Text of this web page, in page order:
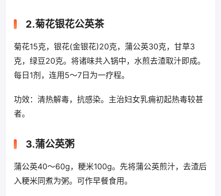
2.菊花银花公英茶
菊花15克，银花(金银花)20克，蒲公英30克，甘草3
克，绿豆20克。将诸味共入锅中，水煎去渣取汁即成。
每日1剂，连用5～7日为一疗程。
功效：清热解毒，抗感染。主治妇女乳痈初起热毒较甚
者。
3.蒲公英粥
蒲公英40～60g，粳米100g。先将蒲公英煎汁，去渣后
入粳米同煮为粥。可作早餐食用。